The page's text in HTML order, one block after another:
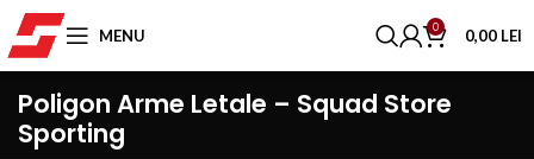
MENU 0 0,00 LEI
Poligon Arme Letale – Squad Store
Sporting